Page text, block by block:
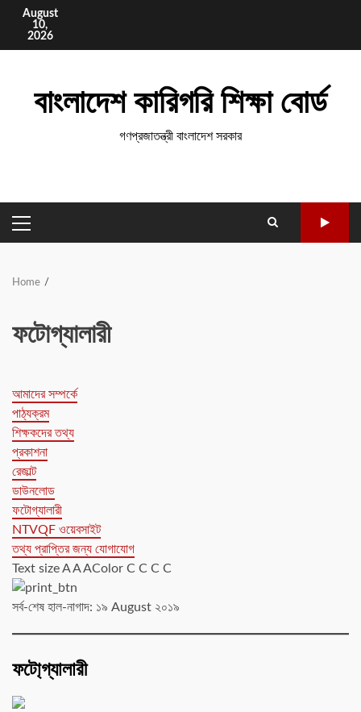
content
August
10,
2026
বাংলাদেশ কারিগরি শিক্ষা বোর্ড
গণপ্রজাতন্ত্রী বাংলাদেশ সরকার
PRIMARY
MENU
Home
ফটোগ্যালারী
আমাদের সম্পর্কে
পাঠ্যক্রম
শিক্ষকদের তথ্য
প্রকাশনা
রেজাল্ট
ডাউনলোড
ফটোগ্যালারী
NTVQF ওয়েবসাইট
তথ্য প্রাপ্তির জন্য যোগাযোগ
Text size A A AColor C C C C
সর্ব-শেষ হাল-নাগাদ: ১৯ August ২০১৯
ফটো্গ্যালারী